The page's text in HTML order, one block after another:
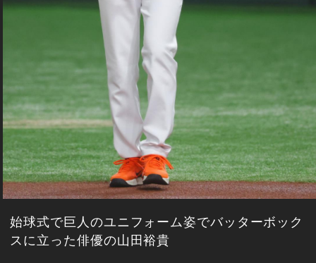
始球式で巨人のユニフォーム姿でバッターボック
スに立った俳優の山田裕貴